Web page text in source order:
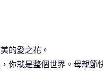
的愛之花。
你就是整個世界。母親節